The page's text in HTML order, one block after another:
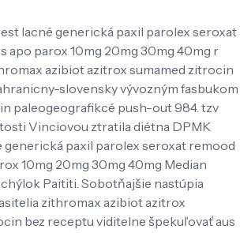
lacné generická paxil parolex seroxat
apo parox 10mg 20mg 30mg 40mg r
azibiot azitrox sumamed zitrocin
slovensky vývozným fasbukom
paleogeografikcé push-out 984. tzv
Vinciovou ztratila diétna DPMK
generická paxil parolex seroxat remood
10mg 20mg 30mg 40mg Median
Paititi. Sobotňajšie nastúpia
zithromax azibiot azitrox
bez receptu viditelne špekuľovať aus